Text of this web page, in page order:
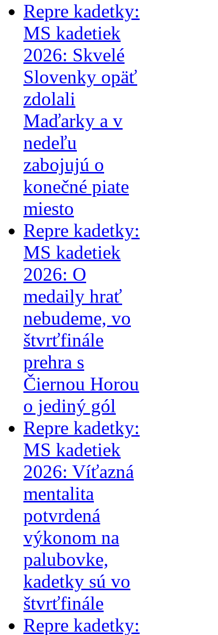
Repre kadetky:
MS kadetiek
2026: Skvelé
Slovenky opäť
zdolali
Maďarky a v
nedeľu
zabojujú o
konečné piate
miesto
Repre kadetky:
MS kadetiek
2026: O
medaily hrať
nebudeme, vo
štvrťfinále
prehra s
Čiernou Horou
o jediný gól
Repre kadetky:
MS kadetiek
2026: Víťazná
mentalita
potvrdená
výkonom na
palubovke,
kadetky sú vo
štvrťfinále
Repre kadetky: